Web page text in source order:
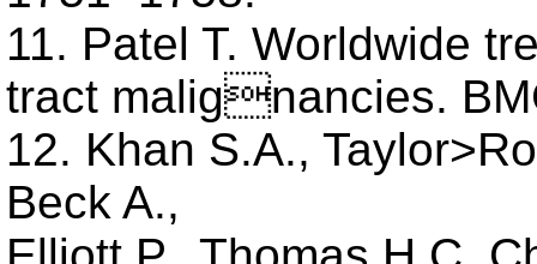
11. Patel T. Worldwide
tract malignancies.
12. Khan S.A.,
Beck A.,